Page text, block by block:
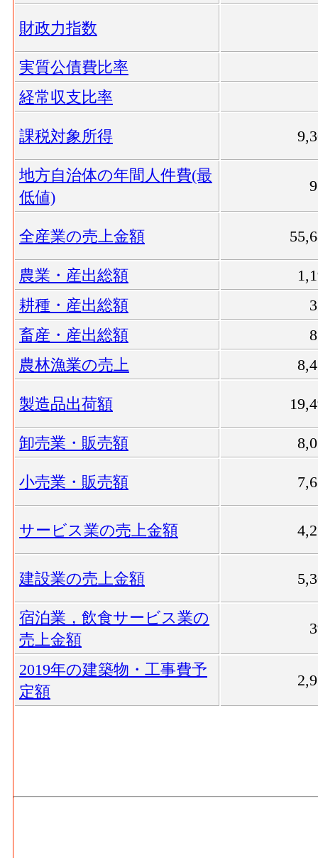
財政力指数
実質公債費比率
経常収支比率
課税対象所得
地方自治体の年間人件費(最
低値)
全産業の売上金額
農業・産出総額
耕種・産出総額
畜産・産出総額
農林漁業の売上
製造品出荷額
卸売業・販売額
小売業・販売額
サービス業の売上金額
建設業の売上金額
宿泊業，飲食サービス業の
売上金額
2019年の建築物・工事費予
定額